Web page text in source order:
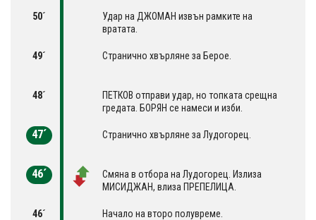
50´
Удар на ДЖОМАН извън рамките на
вратата.
49´ Странично хвърляне за Берое.
48´
ПЕТКОВ отправи удар, но топката срещна
гредата. БОРЯН се намеси и изби.
47´ Странично хвърляне за Лудогорец.
46´
Смяна в отбора на Лудогорец. Излиза
МИСИДЖАН, влиза ПРЕПЕЛИЦА.
46´ Начало на второ полувреме.